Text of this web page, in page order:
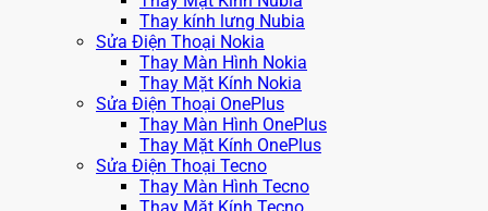
Thay kính lưng Nubia
Sửa Điện Thoại Nokia
Thay Màn Hình Nokia
Thay Mặt Kính Nokia
Sửa Điện Thoại OnePlus
Thay Màn Hình OnePlus
Thay Mặt Kính OnePlus
Sửa Điện Thoại Tecno
Thay Màn Hình Tecno